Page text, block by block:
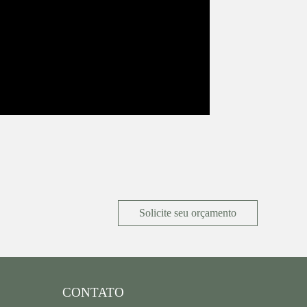
Solicite seu orçamento
CONTATO